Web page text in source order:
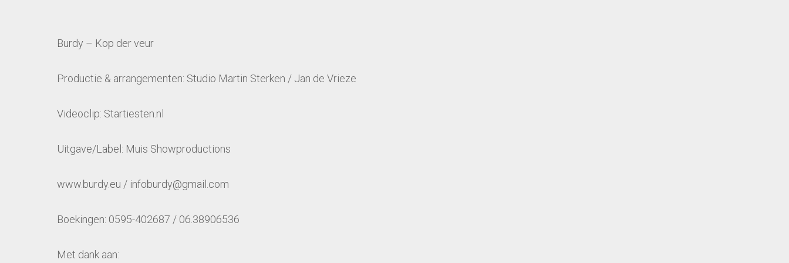
Burdy – Kop der veur
Productie & arrangementen: Studio Martin Sterken / Jan de Vrieze
Videoclip: Startiesten.nl
Uitgave/Label: Muis Showproductions
www.burdy.eu / infoburdy@gmail.com
Boekingen: 0595-402687 / 06.38906536
Met dank aan: